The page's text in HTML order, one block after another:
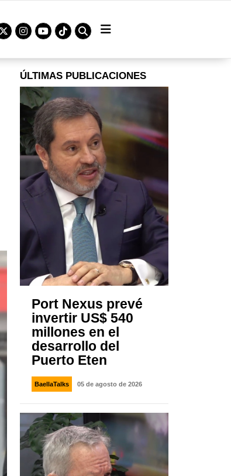
ÚLTIMAS PUBLICACIONES
Port Nexus prevé
invertir US$ 540
millones en el
desarrollo del
Puerto Eten
BaellaTalks 05 de agosto de 2026